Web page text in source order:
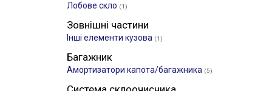
Лобове скло (1)
Зовнішні частини
Інші елементи кузова (1)
Багажник
Амортизатори капота/багажника (5)